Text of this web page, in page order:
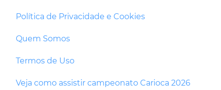
Política de Privacidade e Cookies
Quem Somos
Termos de Uso
Veja como assistir campeonato Carioca 2026